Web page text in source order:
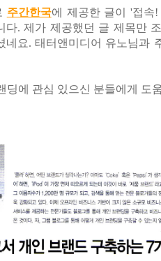
주간한국에 제공한 글이 '접속
다. 제가 제공했던 글 제목만
네요. 태터앤미디어 유노님과
딩에 관심 있으신 분들에게 도